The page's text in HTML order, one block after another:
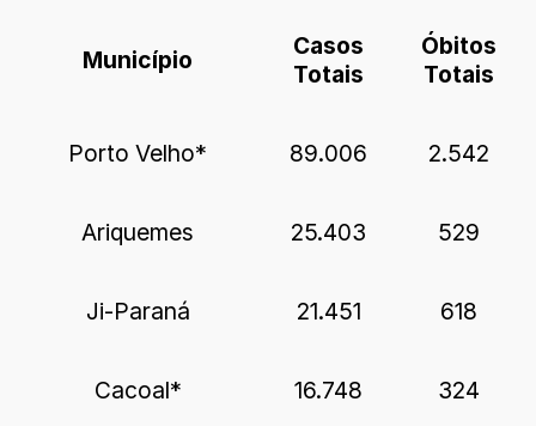
Município
Casos
Totais
Óbitos
Totais
Porto Velho* 89.006 2.542
Ariquemes 25.403 529
Ji-Paraná 21.451 618
Cacoal* 16.748 324